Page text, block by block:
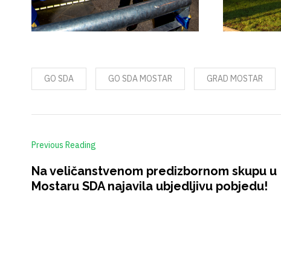
GO SDA GO SDA MOSTAR GRAD MOSTAR
Previous Reading
Na veličanstvenom predizbornom skupu u
Mostaru SDA najavila ubjedljivu pobjedu!